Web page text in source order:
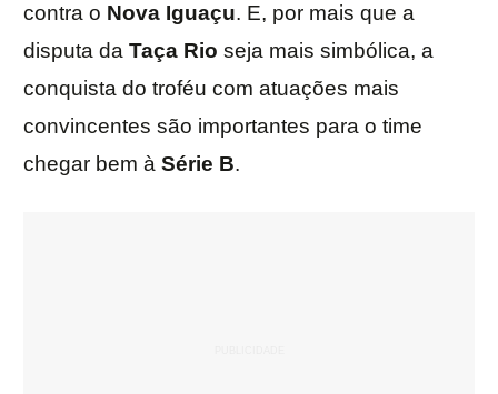
contra o Nova Iguaçu. E, por mais que a
disputa da Taça Rio seja mais simbólica, a
conquista do troféu com atuações mais
convincentes são importantes para o time
chegar bem à Série B.